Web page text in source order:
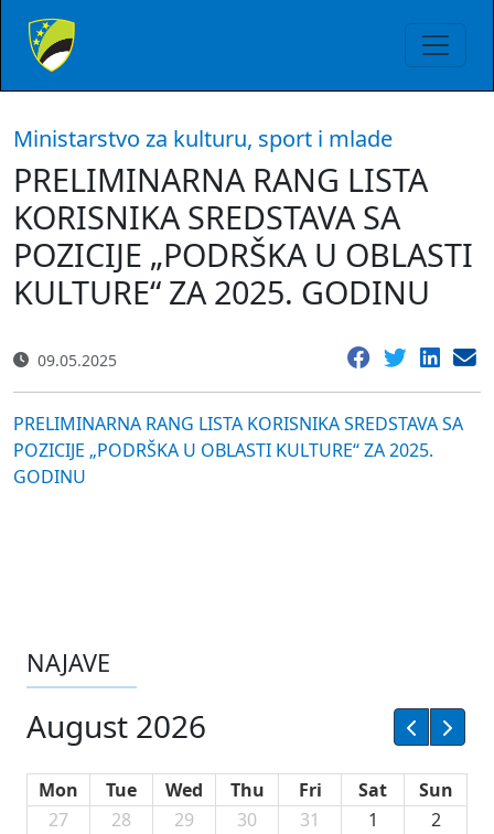
Ministarstvo za kulturu, sport i mlade
PRELIMINARNA RANG LISTA
KORISNIKA SREDSTAVA SA
POZICIJE „PODRŠKA U OBLASTI
KULTURE“ ZA 2025. GODINU
09.05.2025
PRELIMINARNA RANG LISTA KORISNIKA SREDSTAVA SA
POZICIJE „PODRŠKA U OBLASTI KULTURE“ ZA 2025.
GODINU
NAJAVE
August 2026
Mon Tue Wed Thu Fri Sat
Sun
27
28 29 30 31 1 2